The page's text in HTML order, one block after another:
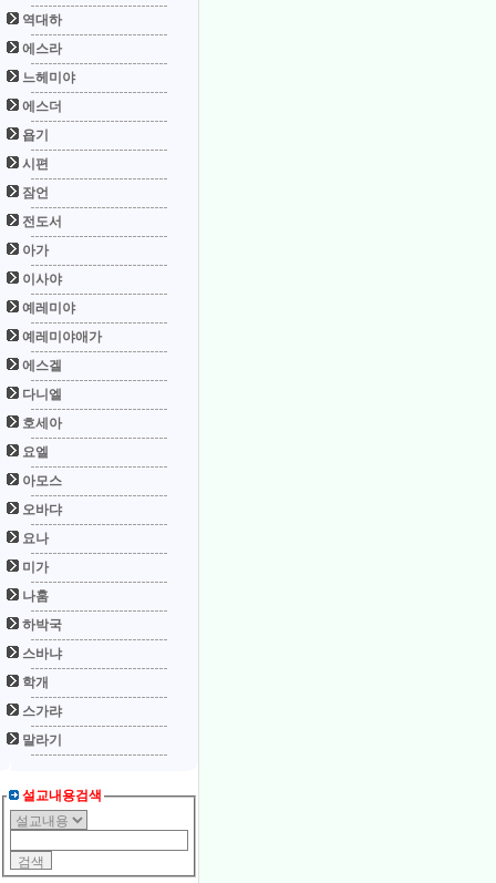
역대하
에스라
느헤미야
에스더
욥기
시편
잠언
전도서
아가
이사야
예레미야
예레미야애가
에스겔
다니엘
호세아
요엘
아모스
오바댜
요나
미가
나훔
하박국
스바냐
학개
스가랴
말라기
설교내용검색